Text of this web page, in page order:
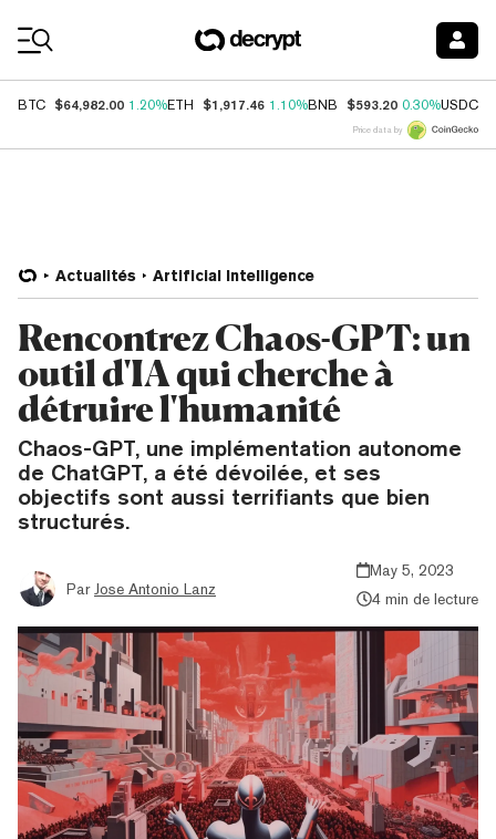
BTC $64,982.00 1.20%ETH $1,917.46 1.10%BNB $593.20 0.30%USDC
Price data by
Actualités Artificial Intelligence
Rencontrez Chaos-GPT: un
outil d'IA qui cherche à
détruire l'humanité
Chaos-GPT, une implémentation autonome
de ChatGPT, a été dévoilée, et ses
objectifs sont aussi terrifiants que bien
structurés.
Par Jose Antonio Lanz
May 5, 2023
4 min de lecture